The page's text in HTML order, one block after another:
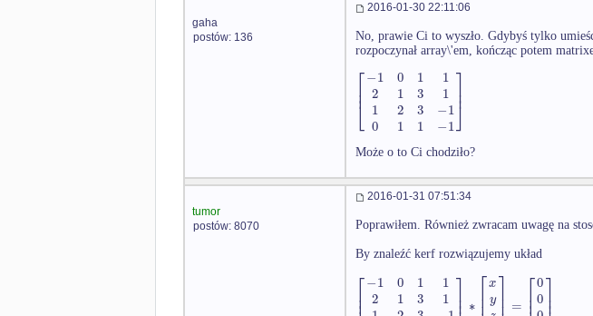
gaha
postów: 136
2016-01-30 22:11:06
No, prawie Ci to wyszło. Gdybyś tylko
rozpoczynał array\'em, kończąc potem
⎡
⎣
⎢⎢
−1
2
1
0
0
1
2
1
1
3
3
1
1
1
−1
−1
⎤
⎦⎥⎥
Może o to Ci chodziło?
tumor
postów: 8070
2016-01-31 07:51:34
Poprawiłem. Również zwracam uwagę na
By znaleźć kerf rozwiązujemy układ
⎡
⎢ −1
2
0
1
1
3
1
1 ⎤⎥ ∗ ⎡
⎢ x
y⎤⎥ = ⎡
⎢ 0
0⎤⎥